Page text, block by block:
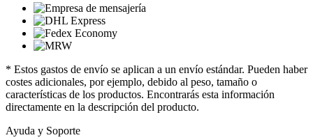
* Estos gastos de envío se aplican a un envío estándar. Pueden haber
costes adicionales, por ejemplo, debido al peso, tamaño o
características de los productos. Encontrarás esta información
directamente en la descripción del producto.
Ayuda y Soporte